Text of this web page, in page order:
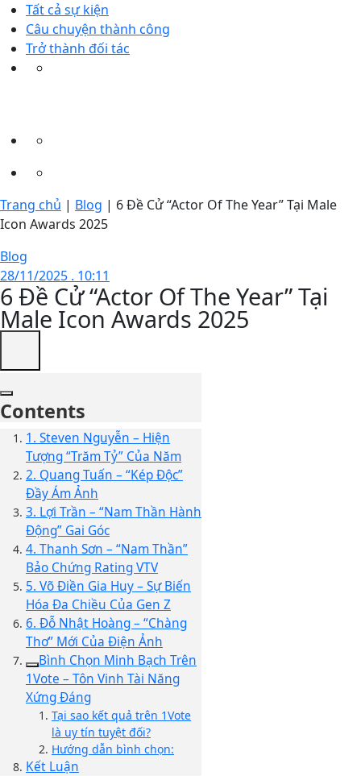
Tất cả sự kiện
Câu chuyện thành công
Trở thành đối tác
Trang chủ | Blog | 6 Đề Cử “Actor Of The Year” Tại Male
Icon Awards 2025
Blog
28/11/2025 . 10:11
6 Đề Cử “Actor Of The Year” Tại
Male Icon Awards 2025
Contents
1. Steven Nguyễn – Hiện
Tượng “Trăm Tỷ” Của Năm
2. Quang Tuấn – “Kép Độc”
Đầy Ám Ảnh
3. Lợi Trần – “Nam Thần Hành
Động” Gai Góc
4. Thanh Sơn – “Nam Thần”
Bảo Chứng Rating VTV
5. Võ Điền Gia Huy – Sự Biến
Hóa Đa Chiều Của Gen Z
6. Đỗ Nhật Hoàng – “Chàng
Thơ” Mới Của Điện Ảnh
Bình Chọn Minh Bạch Trên
1Vote – Tôn Vinh Tài Năng
Xứng Đáng
Tại sao kết quả trên 1Vote
là uy tín tuyệt đối?
Hướng dẫn bình chọn:
Kết Luận